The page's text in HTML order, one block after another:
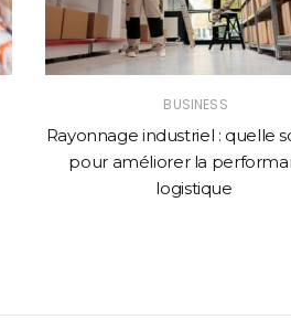
BUSINESS
Rayonnage industriel : quelle
pour améliorer la
logistique